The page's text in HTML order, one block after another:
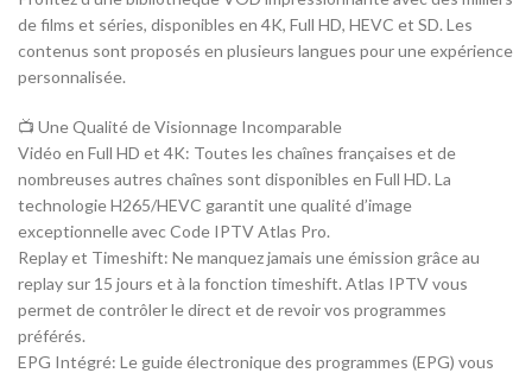
de films et séries, disponibles en 4K, Full HD, HEVC et SD. Les
contenus sont proposés en plusieurs langues pour une expérience
personnalisée.
📺 Une Qualité de Visionnage Incomparable
Vidéo en Full HD et 4K: Toutes les chaînes françaises et de
nombreuses autres chaînes sont disponibles en Full HD. La
technologie H265/HEVC garantit une qualité d’image
exceptionnelle avec Code IPTV Atlas Pro.
Replay et Timeshift: Ne manquez jamais une émission grâce au
replay sur 15 jours et à la fonction timeshift. Atlas IPTV vous
permet de contrôler le direct et de revoir vos programmes
préférés.
EPG Intégré: Le guide électronique des programmes (EPG) vous